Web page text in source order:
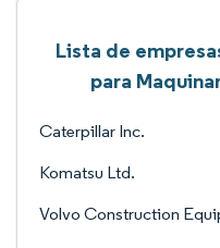
Lista de
para
Caterpillar Inc.
Komatsu Ltd.
Volvo Construction